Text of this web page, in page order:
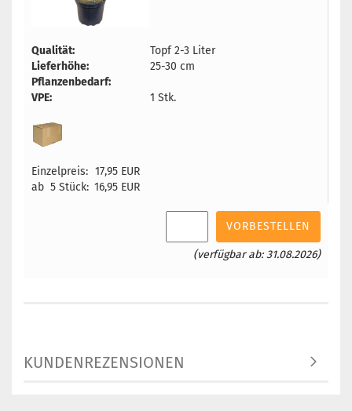
Qualität:
Topf 2-3 Liter
Lieferhöhe:
25-30 cm
Pflanzenbedarf:
VPE:
1 Stk.
Einzelpreis: 17,95 EUR
ab 5 Stück: 16,95 EUR
VORBESTELLEN
(verfügbar ab: 31.08.2026)
KUNDENREZENSIONEN